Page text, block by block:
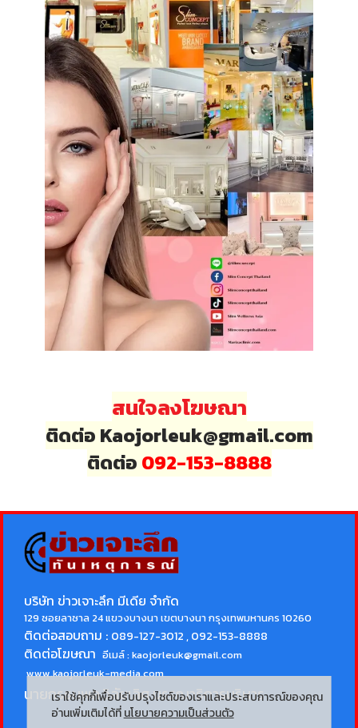
สนใจลงโฆษณา
ติดต่อ Kaojorleuk@gmail.com
ติดต่อ 092-153-8888
บริษัท ข่าวเจาะลึก มีเดีย จำกัด
129 ซอยลาซาล 24 แขวงบางนา เขตบางนา กรุงเทพมหานคร 10260
ติดต่อสอบถาม : 089-127-3012 , 092-153-8888
ติดต่อโฆษณา อีเมล์ :kaojorleuk@gmail.com
www.kaojorleuk-media.com
นายกรธนพล วิลัยเลิศบรรณาธิการบริหาร
เราใช้คุกกี้เพื่อปรับปรุงไซต์ของเราและประสบการณ์ของคุณ
อ่านเพิ่มเติมได้ที่ นโยบายความเป็นส่วนตัว